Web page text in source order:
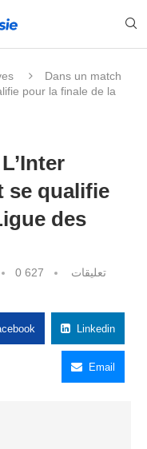
Dans un match
pour la finale de la
se qualifie
des
0 تعليقات
627
Linkedin
Email